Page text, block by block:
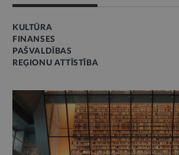
KULTŪRA
FINANSES
PAŠVALDĪBAS
REĢIONU ATTĪSTĪBA